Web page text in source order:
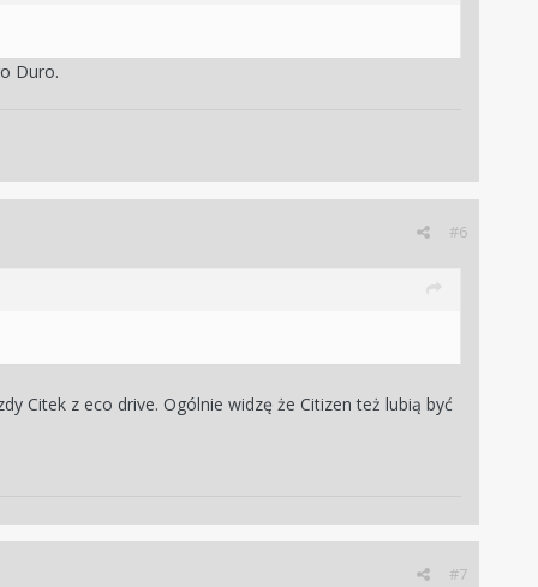
Duro.
#6
Citek z eco drive. Ogólnie widzę że Citizen też lubią być
#7